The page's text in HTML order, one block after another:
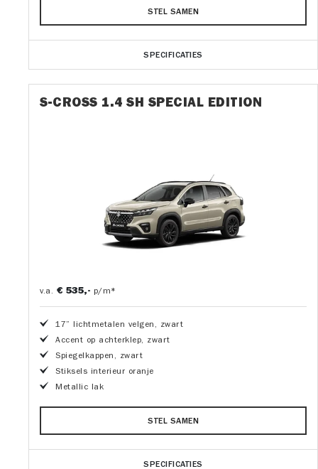
STEL SAMEN
SPECIFICATIES
S-CROSS 1.4 SH SPECIAL EDITION
v.a. € 535,- p/m*
17” lichtmetalen velgen, zwart
Accent op achterklep, zwart
Spiegelkappen, zwart
Stiksels interieur oranje
Metallic lak
STEL SAMEN
SPECIFICATIES